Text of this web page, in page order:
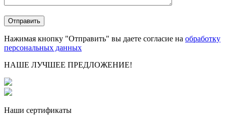
Нажимая кнопку "Отправить" вы даете согласие на обработку
персональных данных
НАШЕ ЛУЧШЕЕ ПРЕДЛОЖЕНИЕ!
Наши сертификаты